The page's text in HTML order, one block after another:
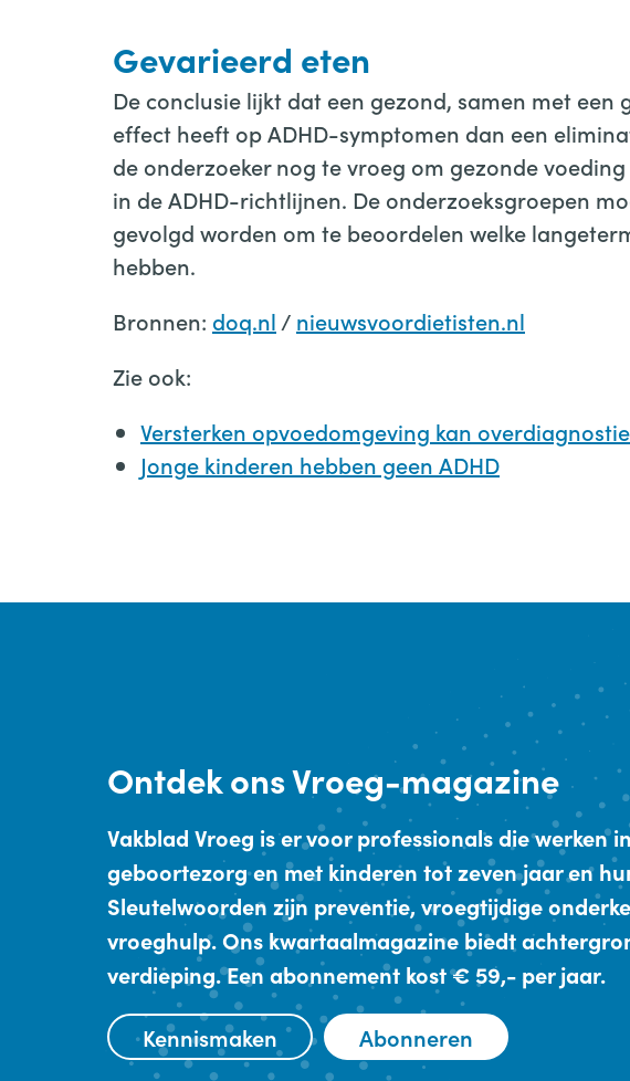
Gevarieerd eten
De conclusie lijkt dat een gezond, samen met
effect heeft op ADHD-symptomen dan een
de onderzoeker nog te vroeg om gezonde
in de ADHD-richtlijnen. De onderzoeksgroepen
gevolgd worden om te beoordelen welke
hebben.
Bronnen: doq.nl / nieuwsvoordietisten.nl
Zie ook:
Versterken opvoedomgeving kan
Jonge kinderen hebben geen ADHD
Ontdekons Vroeg-magazine
Vakblad Vroeg is er voor professionals die werken
geboortezorg en met kinderen tot zeven jaar en
Sleutelwoorden zijn preventie, vroegtijdige
vroeghulp. Ons kwartaalmagazine biedt
verdieping. Een abonnement kost € 59,- per jaar.
Kennismaken Abonneren